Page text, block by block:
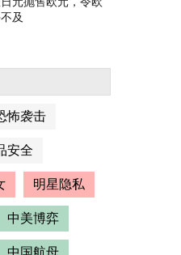
及
怖袭击
安全
明星隐私
中美博弈
中国航母